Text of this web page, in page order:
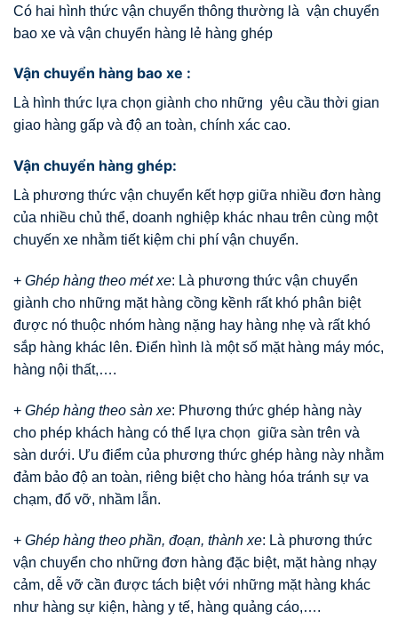
Có hai hình thức vận chuyển thông thường là vận chuyển
bao xe và vận chuyển hàng lẻ hàng ghép
Vận chuyển hàng bao xe :
Là hình thức lựa chọn giành cho những yêu cầu thời gian
giao hàng gấp và độ an toàn, chính xác cao.
Vận chuyển hàng ghép:
Là phương thức vận chuyển kết hợp giữa nhiều đơn hàng
của nhiều chủ thể, doanh nghiệp khác nhau trên cùng một
chuyến xe nhằm tiết kiệm chi phí vận chuyển.
+ Ghép hàng theo mét xe: Là phương thức vận chuyển
giành cho những mặt hàng cồng kềnh rất khó phân biệt
được nó thuộc nhóm hàng nặng hay hàng nhẹ và rất khó
sắp hàng khác lên. Điển hình là một số mặt hàng máy móc,
hàng nội thất,….
+ Ghép hàng theo sàn xe: Phương thức ghép hàng này
cho phép khách hàng có thể lựa chọn giữa sàn trên và
sàn dưới. Ưu điểm của phương thức ghép hàng này nhằm
đảm bảo độ an toàn, riêng biệt cho hàng hóa tránh sự va
chạm, đổ vỡ, nhầm lẫn.
+ Ghép hàng theo phần, đoạn, thành xe: Là phương thức
vận chuyển cho những đơn hàng đặc biệt, mặt hàng nhạy
cảm, dễ vỡ cần được tách biệt với những mặt hàng khác
như hàng sự kiện, hàng y tế, hàng quảng cáo,….